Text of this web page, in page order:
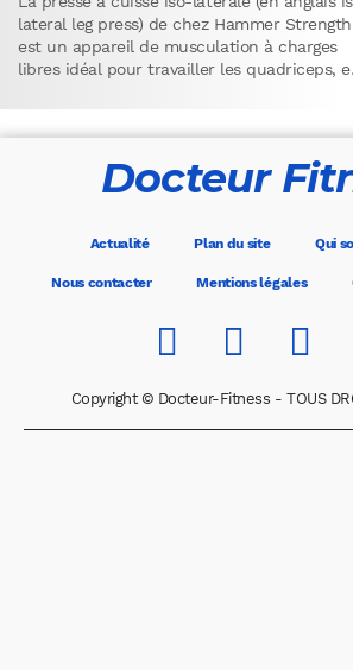
lateral leg press) de chez Hammer Strength
est un appareil de musculation à charges
libres idéal pour travailler les quadriceps,
Docteur
Actualité Plan du site Qui
Nous contacter Mentions légales
Copyright © Docteur-Fitness - TOUS